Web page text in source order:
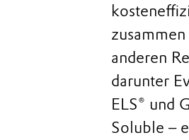
anderen
darunter
ELS® und
Soluble –